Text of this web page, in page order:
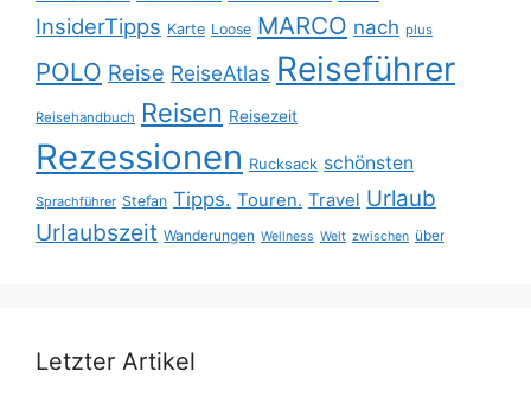
InsiderTipps Karte Loose MARCO nach plus
POLO Reise ReiseAtlas Reiseführer
Reisehandbuch Reisen Reisezeit
Rezessionen Rucksack schönsten
Sprachführer Stefan Tipps. Touren. Travel Urlaub
Urlaubszeit Wanderungen Wellness Welt zwischen über
Letzter Artikel